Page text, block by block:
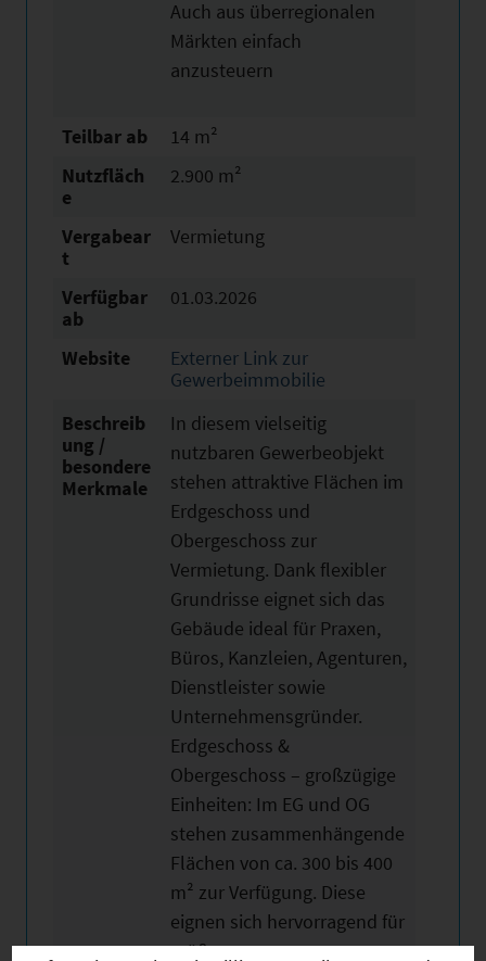
Auch aus überregionalen
Märkten einfach
anzusteuern
Teilbar ab
14 m²
Nutzfläch
e
2.900 m²
Vergabear
t
Vermietung
Verfügbar
ab
01.03.2026
Website
Externer Link zur
Gewerbeimmobilie
Beschreib
ung /
besondere
Merkmale
In diesem vielseitig
nutzbaren Gewerbeobjekt
stehen attraktive Flächen im
Erdgeschoss und
Obergeschoss zur
Vermietung. Dank flexibler
Grundrisse eignet sich das
Gebäude ideal für Praxen,
Büros, Kanzleien, Agenturen,
Dienstleister sowie
Unternehmensgründer.
Erdgeschoss &
Obergeschoss – großzügige
Einheiten: Im EG und OG
stehen zusammenhängende
Flächen von ca. 300 bis 400
m² zur Verfügung. Diese
eignen sich hervorragend für
größere